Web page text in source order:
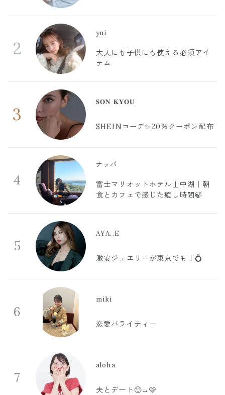
2
yui
大人にも子供にも使える必須アイ
テム
3
𝐒𝐎𝐍 𝐊𝐘𝐎𝐔
SHEINコーデ✨20%クーポン配布
4
ナッパ
富士マリオットホテル山中湖｜朝
食とカフェで感じた癒し時間🍃
5
AYA..E
激安ジュエリーが東京でも！💍
6
miki
恋愛バライティー
7
aloha
夫とデート🙂‍↔️🩷